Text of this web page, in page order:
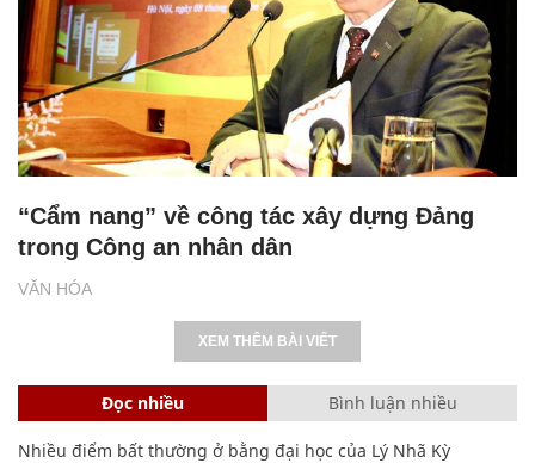
VĂN HÓA
“Cẩm nang” về công tác xây dựng Đảng
trong Công an nhân dân
XEM THÊM BÀI VIẾT
Đọc nhiều Bình luận nhiều
Nhiều điểm bất thường ở bằng đại học của Lý Nhã Kỳ